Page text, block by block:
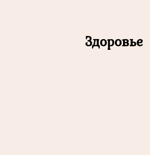
Здоровье